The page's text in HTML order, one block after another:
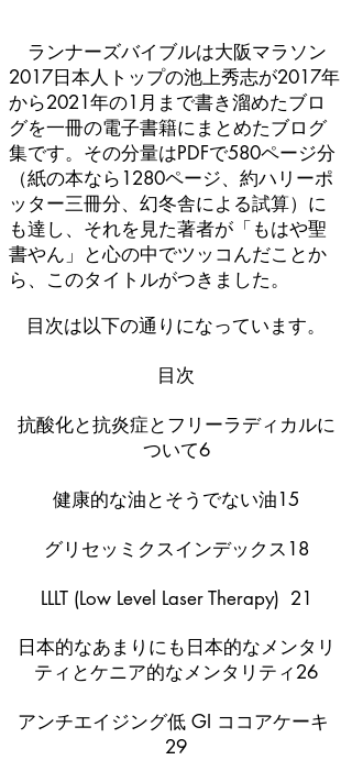
ランナーズバイブルは大阪マラソン
2017日本人トップの池上秀志が2017年
から2021年の1月まで書き溜めたブロ
グを一冊の電子書籍にまとめたブログ
集です。その分量はPDFで580ページ分
（紙の本なら1280ページ、約ハリーポ
ッター三冊分、幻冬舎による試算）に
も達し、それを見た著者が「もはや聖
書やん」と心の中でツッコんだことか
ら、このタイトルがつきました。
目次は以下の通りになっています。
目次
抗酸化と抗炎症とフリーラディカルに
ついて6
健康的な油とそうでない油15
グリセッミクスインデックス18
LLLT (Low Level Laser Therapy) 21
日本的なあまりにも日本的なメンタリ
ティとケニア的なメンタリティ26
アンチエイジング低 GI ココアケーキ
29